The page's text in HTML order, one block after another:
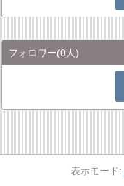
フォロワー(0人)